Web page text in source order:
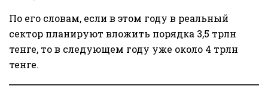
По его словам, если в этом году в реальный
сектор планируют вложить порядка 3,5 трлн
тенге, то в следующем году уже около 4 трлн
тенге.